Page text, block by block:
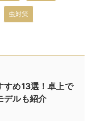
虫対策
すめ13選！卓上で
デルも紹介